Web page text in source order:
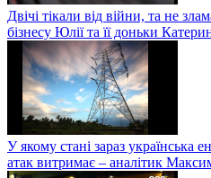
Двічі тікали від війни, та не
бізнесу Юлії та її доньки
У якому стані зараз українська
атак витримає – аналітик